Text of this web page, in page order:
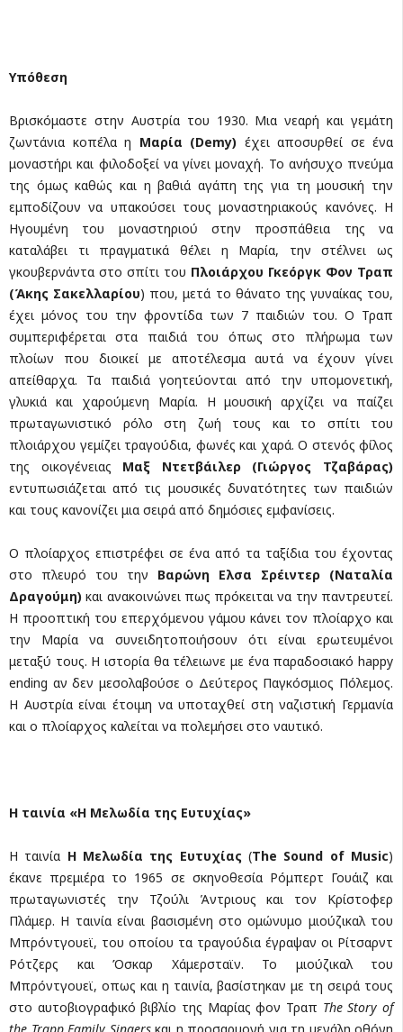
Υπόθεση
Βρισκόμαστε στην Αυστρία του 1930. Μια νεαρή και γεμάτη
ζωντάνια κοπέλα η Μαρία (Demy) έχει αποσυρθεί σε ένα
μοναστήρι και φιλοδοξεί να γίνει μοναχή. Το ανήσυχο πνεύμα
της όμως καθώς και η βαθιά αγάπη της για τη μουσική την
εμποδίζουν να υπακούσει τους μοναστηριακούς κανόνες. Η
Ηγουμένη του μοναστηριού στην προσπάθεια της να
καταλάβει τι πραγματικά θέλει η Μαρία, την στέλνει ως
γκουβερνάντα στο σπίτι του Πλοιάρχου Γκεόργκ Φον Τραπ
(Άκης Σακελλαρίου) που, μετά το θάνατο της γυναίκας του,
έχει μόνος του την φροντίδα των 7 παιδιών του. Ο Τραπ
συμπεριφέρεται στα παιδιά του όπως στο πλήρωμα των
πλοίων που διοικεί με αποτέλεσμα αυτά να έχουν γίνει
απείθαρχα. Τα παιδιά γοητεύονται από την υπομονετική,
γλυκιά και χαρούμενη Μαρία. Η μουσική αρχίζει να παίζει
πρωταγωνιστικό ρόλο στη ζωή τους και το σπίτι του
πλοιάρχου γεμίζει τραγούδια, φωνές και χαρά. Ο στενός φίλος
της οικογένειας Μαξ Ντετβάιλερ (Γιώργος Τζαβάρας)
εντυπωσιάζεται από τις μουσικές δυνατότητες των παιδιών
και τους κανονίζει μια σειρά από δημόσιες εμφανίσεις.
Ο πλοίαρχος επιστρέφει σε ένα από τα ταξίδια του έχοντας
στο πλευρό του την Βαρώνη Ελσα
Σρέιντερ (Ναταλία
Δραγούμη) και ανακοινώνει πως πρόκειται να την παντρευτεί.
Η προοπτική του επερχόμενου γάμου κάνει τον πλοίαρχο και
την Μαρία να συνειδητοποιήσουν ότι είναι ερωτευμένοι
μεταξύ τους. Η ιστορία θα τέλειωνε με ένα παραδοσιακό happy
ending αν δεν μεσολαβούσε ο Δεύτερος Παγκόσμιος Πόλεμος.
Η Αυστρία είναι έτοιμη να υποταχθεί στη ναζιστική Γερμανία
και ο πλοίαρχος καλείται να πολεμήσει στο ναυτικό.
Η ταινία «Η Μελωδία της Ευτυχίας»
Η ταινία Η Μελωδία της Ευτυχίας (The Sound of Music)
έκανε πρεμιέρα το 1965 σε σκηνοθεσία Ρόμπερτ Γουάιζ και
πρωταγωνιστές την Τζούλι Άντριους και τον Κρίστοφερ
Πλάμερ. Η ταινία είναι βασισμένη στο ομώνυμο μιούζικαλ του
Μπρόντγουεϊ, του οποίου τα τραγούδια έγραψαν οι Ρίτσαρντ
Ρότζερς και Όσκαρ Χάμερσταϊν. Το μιούζικαλ του
Μπρόντγουεϊ, οπως και η ταινία, βασίστηκαν με τη σειρά τους
στο αυτοβιογραφικό βιβλίο της Μαρίας φον Τραπ The Story of